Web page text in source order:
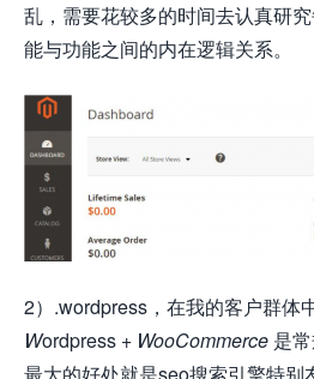
乱，需要花较多的时间去认真研
能与功能之间的内在逻辑关系。
2）.wordpress，在我的客户群体
Wordpress + WooCommerce 是
最大的好处就是seo搜索引擎特别